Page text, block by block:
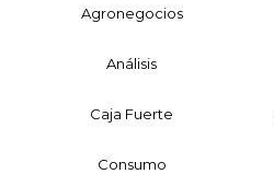
Agronegocios
Análisis
Caja Fuerte
Consumo